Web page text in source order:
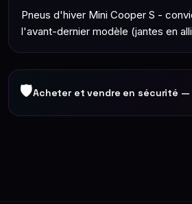
Pneus d'hiver Mini Cooper S -
l'avant-dernier modèle (jantes en
🛡Acheter et vendre en sécurité —